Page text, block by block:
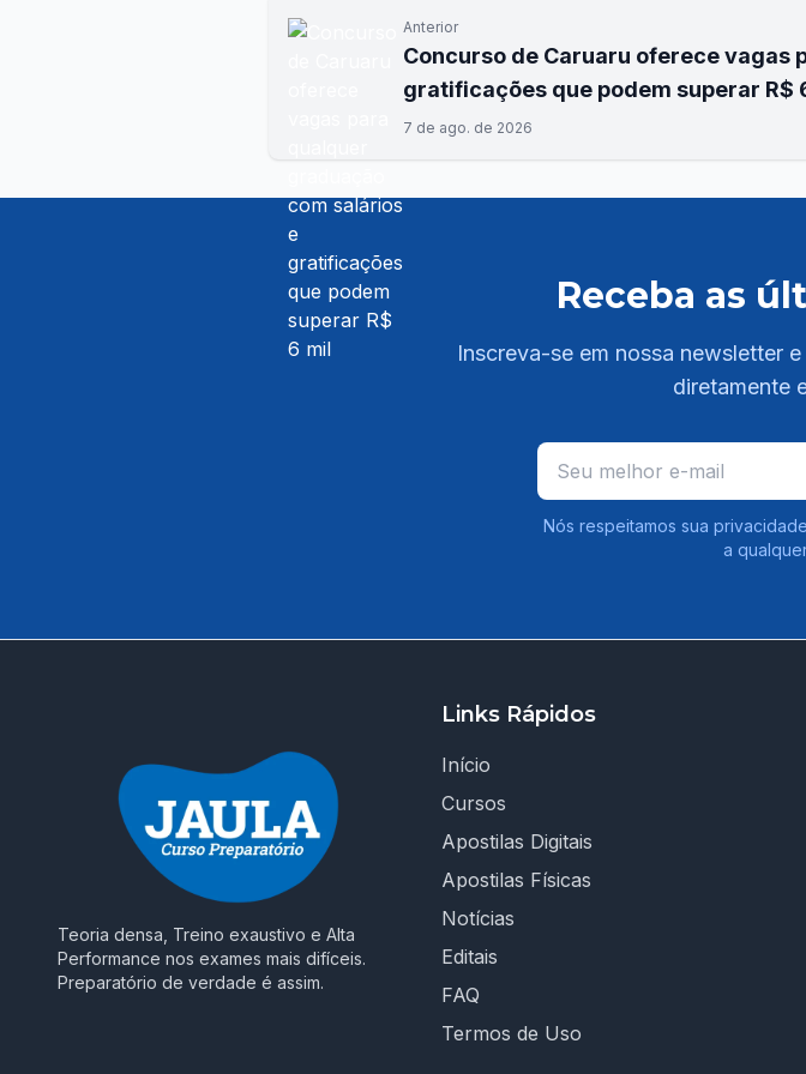
Anterior
Concurso de Caruaru oferece vagas
gratificações que podem superar R$
7 de ago. de 2026
Receba as
Inscreva-se em nossa newsletter
diretamente
Nós respeitamos sua
a
Teoria densa, Treino exaustivo e Alta
Performance nos exames mais difíceis.
Preparatório de verdade é assim.
Links Rápidos
Início
Cursos
Apostilas Digitais
Apostilas Físicas
Notícias
Editais
FAQ
Termos de Uso